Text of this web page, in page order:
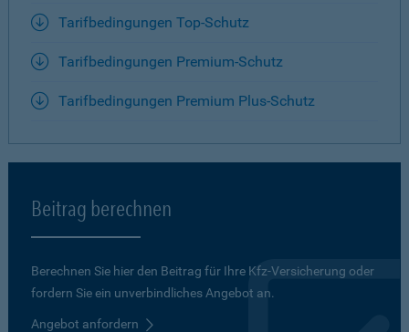
Tarifbedingungen Top-Schutz
Tarifbedingungen Premium-Schutz
Tarifbedingungen Premium Plus-Schutz
Beitrag berechnen
Berechnen Sie hier den Beitrag für Ihre Kfz-Versicherung oder
fordern Sie ein unverbindliches Angebot an.
Angebot anfordern